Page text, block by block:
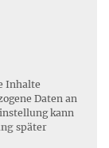
Inhalte
Daten an
kann
später